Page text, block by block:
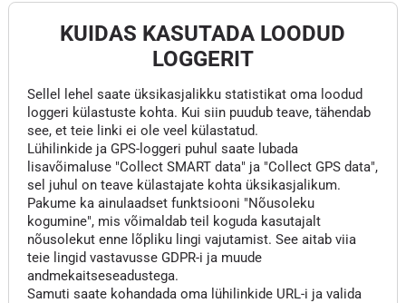
KUIDAS KASUTADA LOODUD
LOGGERIT
Sellel lehel saate üksikasjalikku statistikat oma loodud
loggeri külastuste kohta. Kui siin puudub teave, tähendab
see, et teie linki ei ole veel külastatud.
Lühilinkide ja GPS-loggeri puhul saate lubada
lisavõimaluse "Collect SMART data" ja "Collect GPS data",
sel juhul on teave külastajate kohta üksikasjalikum.
Pakume ka ainulaadset funktsiooni "Nõusoleku
kogumine", mis võimaldab teil koguda kasutajalt
nõusolekut enne lõpliku lingi vajutamist. See aitab viia
teie lingid vastavusse GDPR-i ja muude
andmekaitseseadustega.
Samuti saate kohandada oma lühilinkide URL-i ja valida